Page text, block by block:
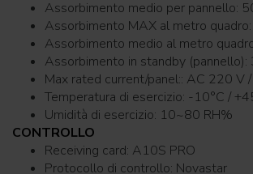
Assorbimento medio per pannello:
Assorbimento MAX al metro
Assorbimento medio al metro
Assorbimento in standby
Max rated current/panel:: AC 220 V
Temperatura di esercizio: -10°C /
Umidità di esercizio: 10~80 RH%
CONTROLLO
Receiving card: A10S PRO
Protocollo di controllo: Novastar